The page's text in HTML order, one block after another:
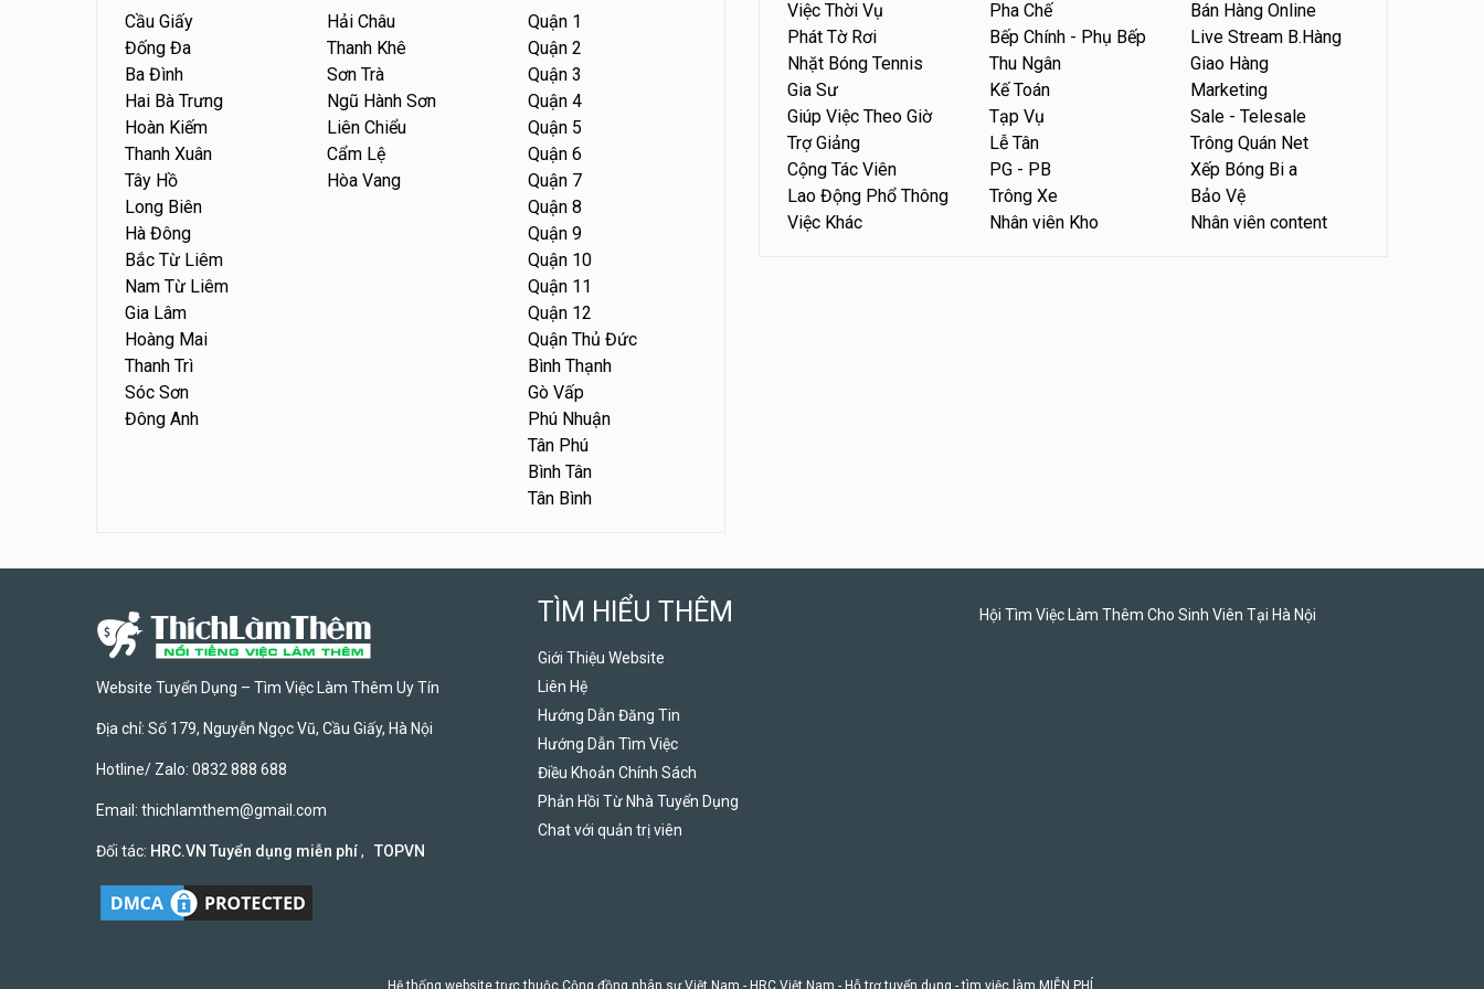
Cầu Giấy
Đống Đa
Ba Đình
Hai Bà Trưng
Hoàn Kiếm
Thanh Xuân
Tây Hồ
Long Biên
Hà Đông
Bắc Từ Liêm
Nam Từ Liêm
Gia Lâm
Hoàng Mai
Thanh Trì
Sóc Sơn
Đông Anh
Hải Châu
Thanh Khê
Sơn Trà
Ngũ Hành Sơn
Liên Chiểu
Cẩm Lệ
Hòa Vang
Quận 1
Quận 2
Quận 3
Quận 4
Quận 5
Quận 6
Quận 7
Quận 8
Quận 9
Quận 10
Quận 11
Quận 12
Quận Thủ Đức
Bình Thạnh
Gò Vấp
Phú Nhuận
Tân Phú
Bình Tân
Tân Bình
Việc Thời Vụ
Pha Chế
Bán Hàng Online
Phát Tờ Rơi
Bếp Chính - Phụ Bếp
Live Stream B.Hàng
Nhặt Bóng Tennis
Thu Ngân
Giao Hàng
Gia Sư
Kế Toán
Marketing
Giúp Việc Theo Giờ
Tạp Vụ
Sale - Telesale
Trợ Giảng
Lễ Tân
Trông Quán Net
Cộng Tác Viên
PG - PB
Xếp Bóng Bi a
Lao Động Phổ Thông
Trông Xe
Bảo Vệ
Việc Khác
Nhân viên Kho Nhân viên content
Website Tuyển Dụng – Tìm Việc Làm Thêm Uy Tín
Địa chỉ: Số 179, Nguyễn Ngọc Vũ, Cầu Giấy, Hà Nội
Hotline/ Zalo: 0832 888 688
Email: thichlamthem@gmail.com
Đối tác: HRC.VN Tuyển dụng miễn phí, TOPVN
TÌM HIỂU THÊM
Giới Thiệu Website
Liên Hệ
Hướng Dẫn Đăng Tin
Hướng Dẫn Tìm Việc
Điều Khoản Chính Sách
Phản Hồi Từ Nhà Tuyển Dụng
Chat với quản trị viên
Hội Tìm Việc Làm Thêm Cho Sinh Viên Tại Hà Nội